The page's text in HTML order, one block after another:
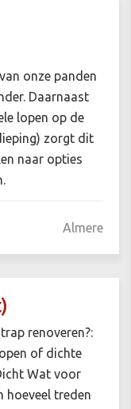
onze panden
Daarnaast
lopen op de
zorgt dit
naar opties
Almere
renoveren?:
of dichte
Wat voor
hoeveel treden